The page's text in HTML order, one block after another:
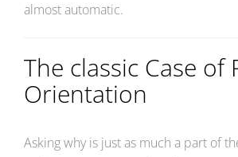
almost automatic.
The classic Case of
Orientation
Asking why is just as much a part of